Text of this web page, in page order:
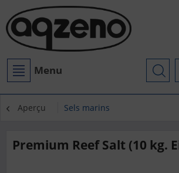
Menu
Aperçu Sels marins
Premium Reef Salt (10 kg.